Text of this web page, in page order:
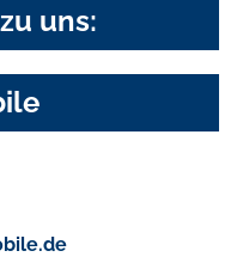
uns: